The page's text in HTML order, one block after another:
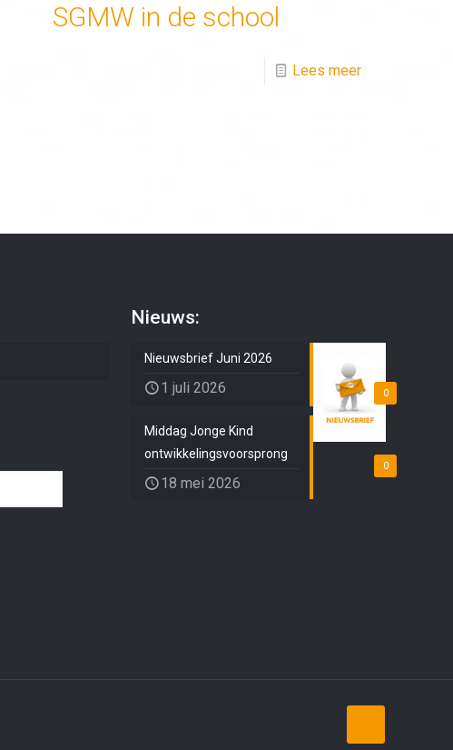
SGMW in de school
Lees meer
Nieuws:
0
Nieuwsbrief Juni 2026
1 juli 2026
0
Middag Jonge Kind
ontwikkelingsvoorsprong
18 mei 2026